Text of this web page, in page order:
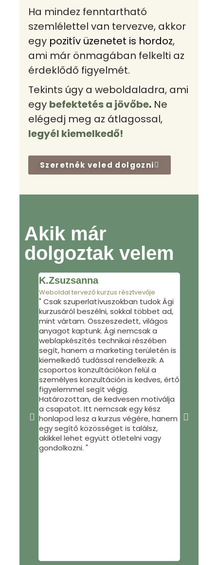
Ha mindez fenntartható
szemlélettel van tervezve, akkor
egy pozitív üzenetet is hordoz,
ami már önmagában felkelti az
érdeklődő figyelmét.
Tekints úgy a weboldaladra, ami
egy befektetés a jövőbe. Ne
elégedj meg az átlagossal,
legyél kiemelkedő!
Szeretnék veled dolgozni
Akik már
dolgoztak velem
K.Zsuzsanna
Weboldal tervező kurzus résztvevője
" Csak szuperlatívuszokban tudok Ági
kurzusáról beszélni, sokkal többet ad,
mint vártam. Összeszedett, világos
anyagot kaptunk. Ági nemcsak a
weblapkészítés technikai részében
segít, hanem a marketing területén is
kiemelkedő tudással rendelkezik. A
csoportos konzultációkon felül a
személyes konzultáción is kedves, értő
figyelemmel segít végig.
Határozottan, de kedvesen motiválja
a csapatot. Itt nemcsak egy kész
honlapod lesz a kurzus végére, hanem
egy segítő közösséget is találsz,
akikkel lehet együtt ötletelni vagy
gondolkozni. "